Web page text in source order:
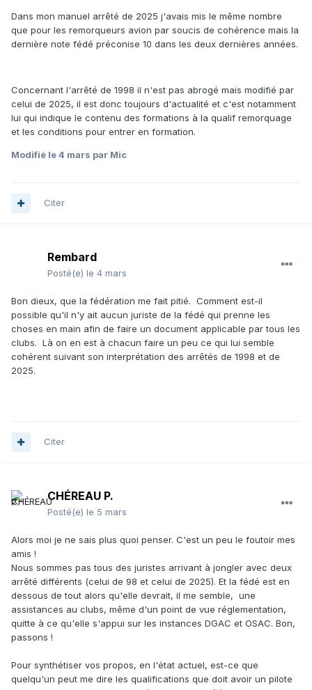
Dans mon manuel arrêté de 2025 j'avais mis le même nombre
que pour les remorqueurs avion par soucis de cohérence mais la
dernière note fédé préconise 10 dans les deux dernières années.
Concernant l'arrêté de 1998 il n'est pas abrogé mais modifié par
celui de 2025, il est donc toujours d'actualité et c'est notamment
lui qui indique le contenu des formations à la qualif remorquage
et les conditions pour entrer en formation.
Modifié le 4 mars par Mic
Citer
Rembard
Posté(e) le 4 mars
Bon dieux, que la fédération me fait pitié. Comment est-il
possible qu'il n'y ait aucun juriste de la fédé qui prenne les
choses en main afin de faire un document applicable par tous les
clubs. Là on en est à chacun faire un peu ce qui lui semble
cohérent suivant son interprétation des arrêtés de 1998 et de
2025.
Citer
CHÉREAU P.
Posté(e) le 5 mars
Alors moi je ne sais plus quoi penser. C'est un peu le foutoir mes
amis !
Nous sommes pas tous des juristes arrivant à jongler avec deux
arrêté différents (celui de 98 et celui de 2025). Et la fédé est en
dessous de tout alors qu'elle devrait, il me semble, une
assistances au clubs, même d'un point de vue réglementation,
quitte à ce qu'elle s'appui sur les instances DGAC et OSAC. Bon,
passons !
Pour synthétiser vos propos, en l'état actuel, est-ce que
quelqu'un peut me dire les qualifications que doit avoir un pilote